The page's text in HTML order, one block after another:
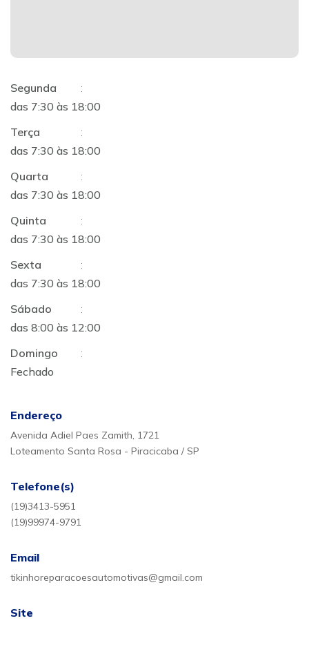
Segunda
:
das 7:30 às 18:00
Terça
:
das 7:30 às 18:00
Quarta
:
das 7:30 às 18:00
Quinta
:
das 7:30 às 18:00
Sexta
:
das 7:30 às 18:00
Sábado
:
das 8:00 às 12:00
Domingo
:
Fechado
Endereço
Avenida Adiel Paes Zamith, 1721
Loteamento Santa Rosa - Piracicaba / SP
Telefone(s)
(19)3413-5951
(19)99974-9791
Email
tikinhoreparacoesautomotivas@gmail.com
Site